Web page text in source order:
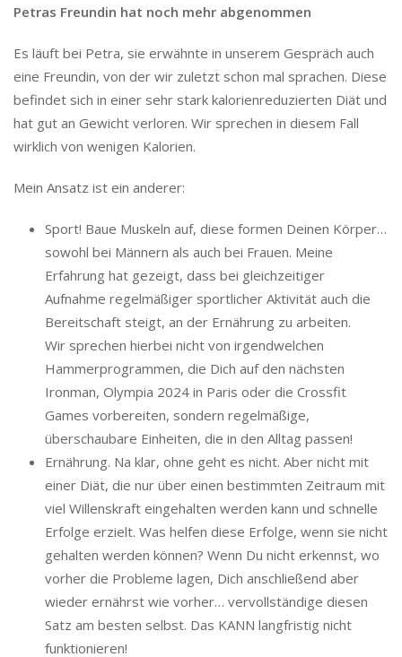
Petras Freundin hat noch mehr abgenommen
Es läuft bei Petra, sie erwähnte in unserem Gespräch auch
eine Freundin, von der wir zuletzt schon mal sprachen. Diese
befindet sich in einer sehr stark kalorienreduzierten Diät und
hat gut an Gewicht verloren. Wir sprechen in diesem Fall
wirklich von wenigen Kalorien.
Mein Ansatz ist ein anderer:
Sport! Baue Muskeln auf, diese formen Deinen Körper…
sowohl bei Männern als auch bei Frauen. Meine
Erfahrung hat gezeigt, dass bei gleichzeitiger
Aufnahme regelmäßiger sportlicher Aktivität auch die
Bereitschaft steigt, an der Ernährung zu arbeiten.
Wir sprechen hierbei nicht von irgendwelchen
Hammerprogrammen, die Dich auf den nächsten
Ironman, Olympia 2024 in Paris oder die Crossfit
Games vorbereiten, sondern regelmäßige,
überschaubare Einheiten, die in den Alltag passen!
Ernährung. Na klar, ohne geht es nicht. Aber nicht mit
einer Diät, die nur über einen bestimmten Zeitraum mit
viel Willenskraft eingehalten werden kann und schnelle
Erfolge erzielt. Was helfen diese Erfolge, wenn sie nicht
gehalten werden können? Wenn Du nicht erkennst, wo
vorher die Probleme lagen, Dich anschließend aber
wieder ernährst wie vorher… vervollständige diesen
Satz am besten selbst. Das KANN langfristig nicht
funktionieren!